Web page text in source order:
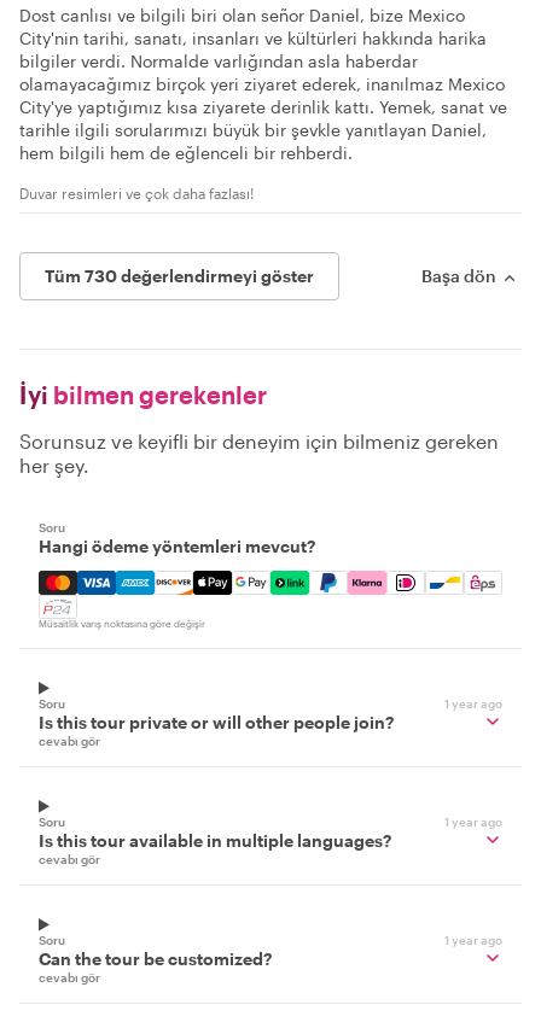
Dost canlısı ve bilgili biri olan señor Daniel, bize Mexico
City'nin tarihi, sanatı, insanları ve kültürleri hakkında harika
bilgiler verdi. Normalde varlığından asla haberdar
olamayacağımız birçok yeri ziyaret ederek, inanılmaz Mexico
City'ye yaptığımız kısa ziyarete derinlik kattı. Yemek, sanat ve
tarihle ilgili sorularımızı büyük bir şevkle yanıtlayan Daniel,
hem bilgili hem de eğlenceli bir rehberdi.
Duvar resimleri ve çok daha fazlası!
Tüm 730 değerlendirmeyi göster Başa dön
İyi bilmen gerekenler
Sorunsuz ve keyifli bir deneyim için bilmeniz gereken
her şey.
Soru
Hangi ödeme yöntemleri mevcut?
Mastercard, Visa, Amex, Discover, Apple Pay, Google
Müsaitlik varış noktasına göre değişir
Soru 1 year ago
Is this tour private or will other people join?
cevabı gör
Soru 1 year ago
Is this tour available in multiple languages?
cevabı gör
Soru 1 year ago
Can the tour be customized?
cevabı gör